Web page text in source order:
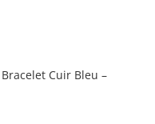
Cuir Bleu –